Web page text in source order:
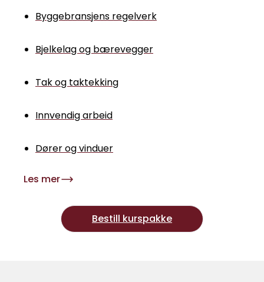
Byggebransjens regelverk
Bjelkelag og bærevegger
Tak og taktekking
Innvendig arbeid
Dører og vinduer
Les mer
Bestill kurspakke